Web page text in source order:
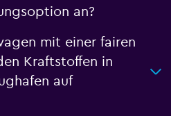
an?
mit einer fairen
Kraftstoffen in
auf